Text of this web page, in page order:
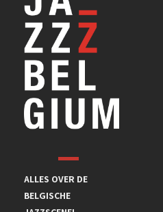
ALLES OVER DE
BELGISCHE